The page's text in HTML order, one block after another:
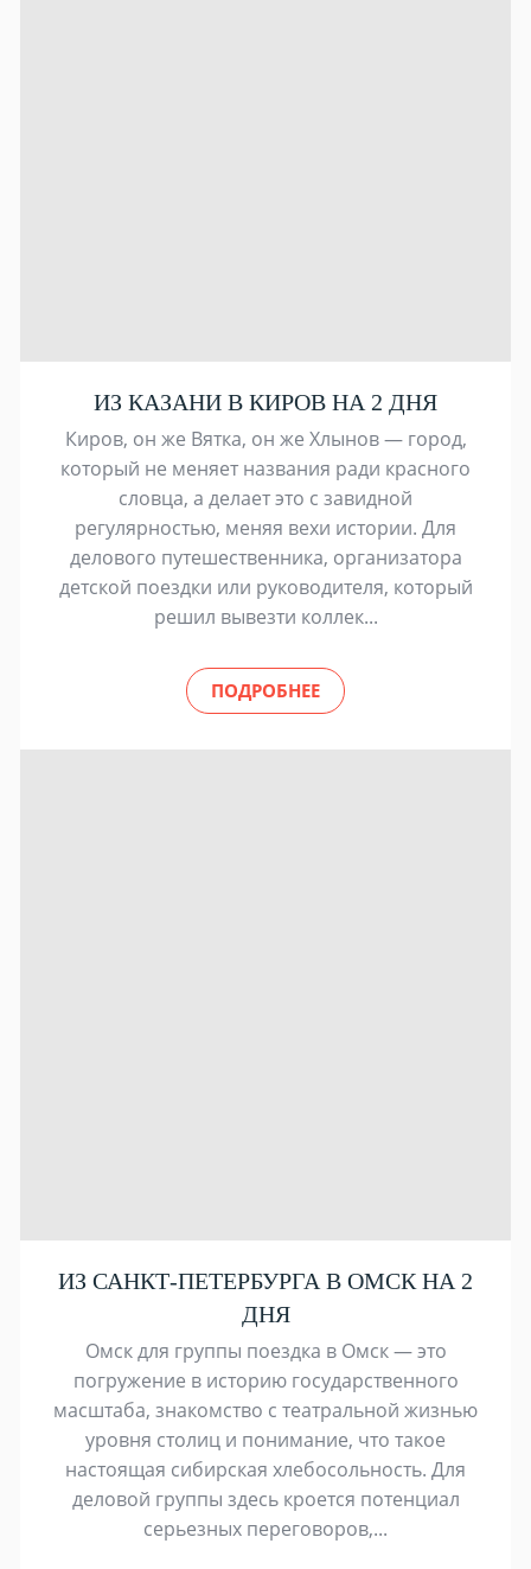
ИЗ КАЗАНИ В КИРОВ НА 2 ДНЯ
Киров, он же Вятка, он же Хлынов — город,
который не меняет названия ради красного
словца, а делает это с завидной
регулярностью, меняя вехи истории. Для
делового путешественника, организатора
детской поездки или руководителя, который
решил вывезти коллек...
ПОДРОБНЕЕ
ИЗ САНКТ-ПЕТЕРБУРГА В ОМСК НА 2
ДНЯ
Омск для группы поездка в Омск — это
погружение в историю государственного
масштаба, знакомство с театральной жизнью
уровня столиц и понимание, что такое
настоящая сибирская хлебосольность. Для
деловой группы здесь кроется потенциал
серьезных переговоров,...